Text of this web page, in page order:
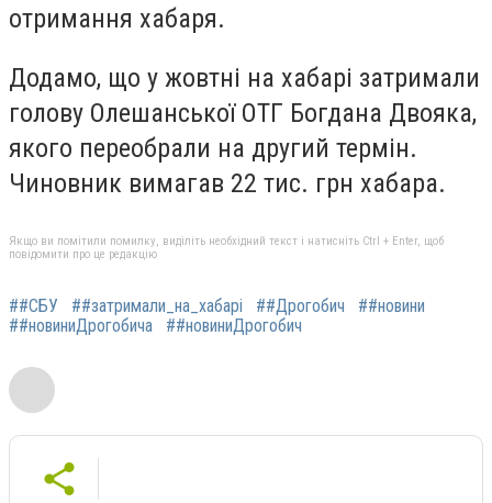
отримання хабаря.
Додамо, що у жовтні на хабарі затримали
голову Олешанської ОТГ Богдана Двояка,
якого переобрали на другий термін.
Чиновник вимагав 22 тис. грн хабара.
Якщо ви помітили помилку, виділіть необхідний текст і натисніть Ctrl + Enter, щоб
повідомити про це редакцію
##СБУ ##затримали_на_хабарі ##Дрогобич
##новини
##новиниДрогобича
##новиниДрогобич